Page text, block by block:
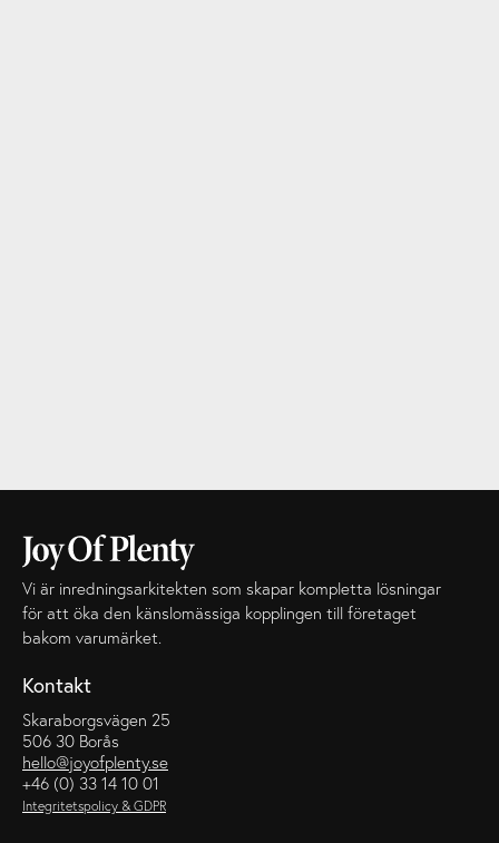
Vi är inredningsarkitekten som skapar kompletta lösningar
för att öka den känslomässiga kopplingen till företaget
bakom varumärket.
Kontakt
Skaraborgsvägen 25
506 30 Borås
hello@joyofplenty.se
+46 (0) 33 14 10 01
Integritetspolicy & GDPR